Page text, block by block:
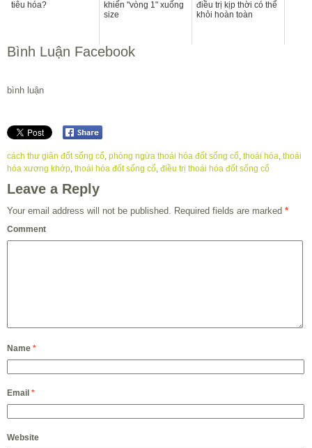
tiêu hóa?
khiến "vòng 1" xuống
size
điều trị kịp thời có thể
khỏi hoàn toàn
Bình Luận Facebook
bình luận
cách thư giãn đốt sống cổ, phòng ngừa thoái hóa đốt sống cổ, thoái hóa, thoái
hóa xương khớp, thoái hóa đốt sống cổ, điều trị thoái hóa đốt sống cổ
Leave a Reply
Your email address will not be published. Required fields are marked *
Comment
Name *
Email *
Website